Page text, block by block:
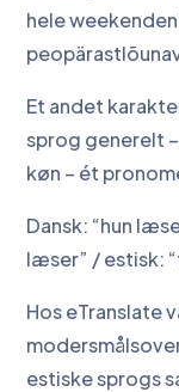
hele
Et andet
sprog generelt
køn – ét
Dansk: “hun
læser” / estisk:
Hos eTranslate
estiske sprogs